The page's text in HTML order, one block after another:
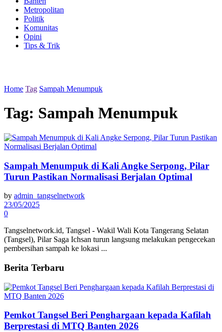
Metropolitan
Politik
Komunitas
Opini
Tips & Trik
Home Tag Sampah Menumpuk
Tag: Sampah Menumpuk
Sampah Menumpuk di Kali Angke Serpong, Pilar
Turun Pastikan Normalisasi Berjalan Optimal
by admin_tangselnetwork
23/05/2025
0
Tangselnetwork.id, Tangsel - Wakil Wali Kota Tangerang Selatan
(Tangsel), Pilar Saga Ichsan turun langsung melakukan pengecekan
pembersihan sampah ke lokasi ...
Berita Terbaru
Pemkot Tangsel Beri Penghargaan kepada Kafilah
Berprestasi di MTQ Banten 2026